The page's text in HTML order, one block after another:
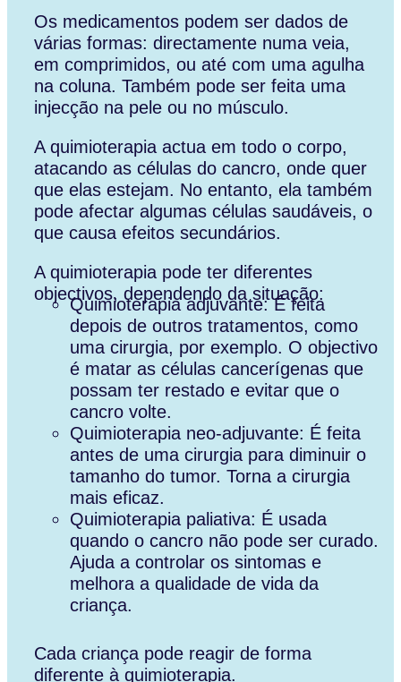
Os medicamentos podem ser dados de
várias formas: directamente numa veia,
em comprimidos, ou até com uma agulha
na coluna. Também pode ser feita uma
injecção na pele ou no músculo.
A quimioterapia actua em todo o corpo,
atacando as células do cancro, onde quer
que elas estejam. No entanto, ela também
pode afectar algumas células saudáveis, o
que causa efeitos secundários.
A quimioterapia pode ter diferentes
objectivos, dependendo da situação:
Quimioterapia adjuvante: É feita
depois de outros tratamentos, como
uma cirurgia, por exemplo. O objectivo
é matar as células cancerígenas que
possam ter restado e evitar que o
cancro volte.
Quimioterapia neo-adjuvante: É feita
antes de uma cirurgia para diminuir o
tamanho do tumor. Torna a cirurgia
mais eficaz.
Quimioterapia paliativa: É usada
quando o cancro não pode ser curado.
Ajuda a controlar os sintomas e
melhora a qualidade de vida da
criança.
Cada criança pode reagir de forma
diferente à quimioterapia.